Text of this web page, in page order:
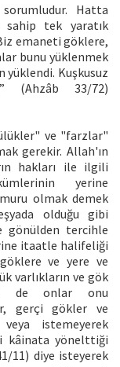
Hatta
sahip tek yaratık
emaneti göklere,
bunu yüklenmek
Kuşkusuz
(Ahzâb 33/72)
ve "farzlar"
gerekir. Allah'ın
hakları ile ilgili
yerine
olmak demek
olduğu gibi
gönülden tercihle
itaatle halifeliği
ve yere ve
varlıkların ve gök
de onlar onu
gerçi gökler ve
istemeyerek
kâinata yönelttiği
11) diye isteyerek